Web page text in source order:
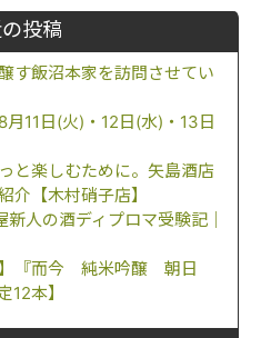
投稿
す飯沼本家を訪問させてい
11日(火)・12日(水)・13日
と楽しむために。矢島酒店
介【木村硝子店】
新人の酒ディプロマ受験記｜
】『而今 純米吟醸 朝日
本】